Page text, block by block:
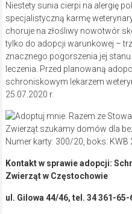
Niestety sunia cierpi na alergię
specjalistyczną karmę
choruje na złośliwy nowotwór
tylko do adopcji warunkowej –
znacznego pogorszenia jej
leczenia. Przed planowaną
schroniskowym lekarzem
25.07.2020 r.
Numer karty: 300/20, boks: KWB
Kontakt w sprawie adopcji:
Zwierząt w Częstochowie
ul. Gilowa 44/46, tel. 34 361-65-